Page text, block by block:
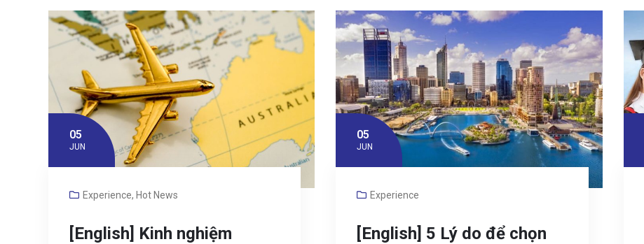
05
JUN
Experience, Hot News
[English] Kinh nghiệm
05
JUN
Experience
[English] 5 Lý do để chọn